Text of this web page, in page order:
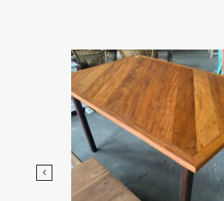
Add
ao
Favoritos